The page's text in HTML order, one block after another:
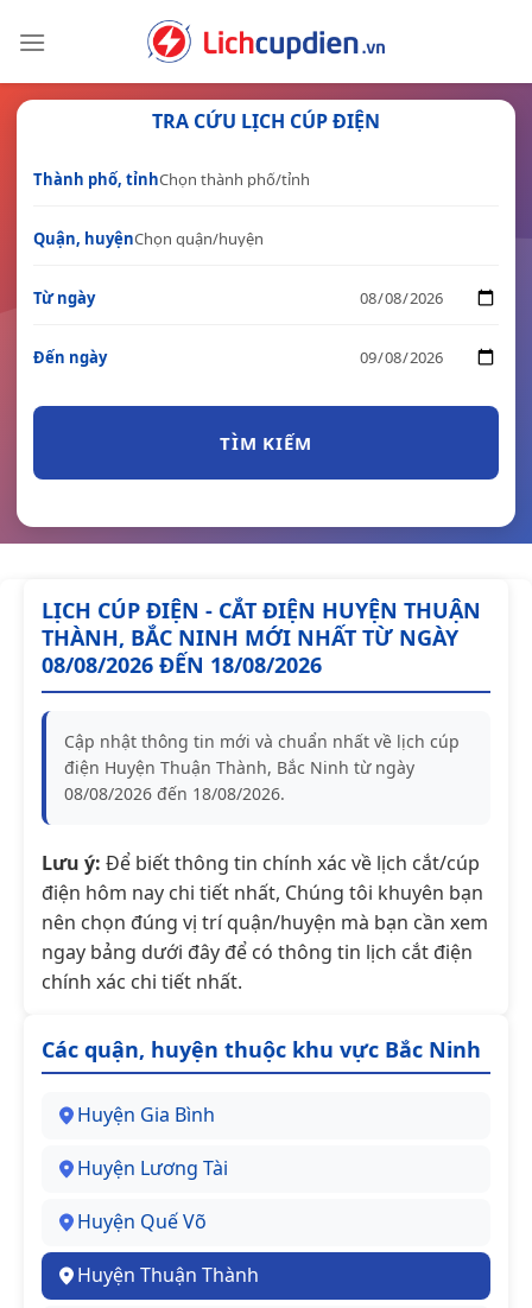
TRA CỨU LỊCH CÚP ĐIỆN
Thành phố, tỉnh
Quận, huyện
Từ ngày
Đến ngày
TÌM KIẾM
LỊCH CÚP ĐIỆN - CẮT ĐIỆN HUYỆN THUẬN
THÀNH, BẮC NINH MỚI NHẤT TỪ NGÀY
08/08/2026 ĐẾN 18/08/2026
Cập nhật thông tin mới và chuẩn nhất về lịch cúp
điện Huyện Thuận Thành, Bắc Ninh từ ngày
08/08/2026 đến 18/08/2026.
Lưu ý: Để biết thông tin chính xác về lịch cắt/cúp
điện hôm nay chi tiết nhất, Chúng tôi khuyên bạn
nên chọn đúng vị trí quận/huyện mà bạn cần xem
ngay bảng dưới đây để có thông tin lịch cắt điện
chính xác chi tiết nhất.
Các quận, huyện thuộc khu vực Bắc Ninh
Huyện Gia Bình
Huyện Lương Tài
Huyện Quế Võ
Huyện Thuận Thành